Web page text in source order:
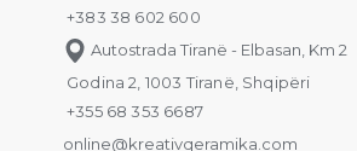
+383 38 602 600
Autostrada Tiranë - Elbasan, Km 2
Godina 2, 1003 Tiranë, Shqipëri
+355 68 353 6687
online@kreativqeramika.com